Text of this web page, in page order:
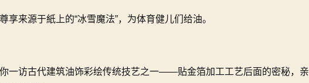
享来源于紙上的“冰雪魔法”，为体育健儿们给油。
一访古代建筑油饰彩绘传统技艺之一——贴金箔加工工艺后面的密秘，亲